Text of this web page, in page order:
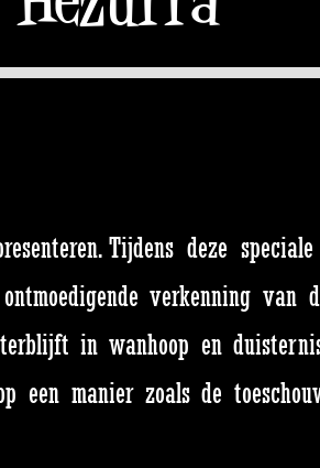
Tijdens deze speciale
verkenning van
in wanhoop en
manier zoals de